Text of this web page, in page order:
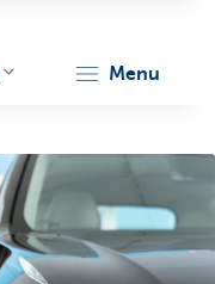
menu